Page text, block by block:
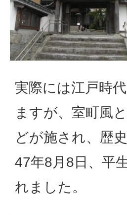
実際には江戸時
ますが、室町風
どが施され、歴
47年8月8日、平
れました。